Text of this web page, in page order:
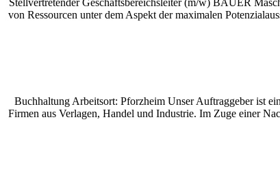
Stellvertretender Geschäftsbereichsleiter (m/w) BAUER
von Ressourcen unter dem Aspekt der maximalen
Buchhaltung Arbeitsort: Pforzheim Unser Auftraggeber ist
Firmen aus Verlagen, Handel und Industrie. Im Zuge einer